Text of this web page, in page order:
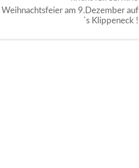
am 9.Dezember auf
´s Klippeneck !